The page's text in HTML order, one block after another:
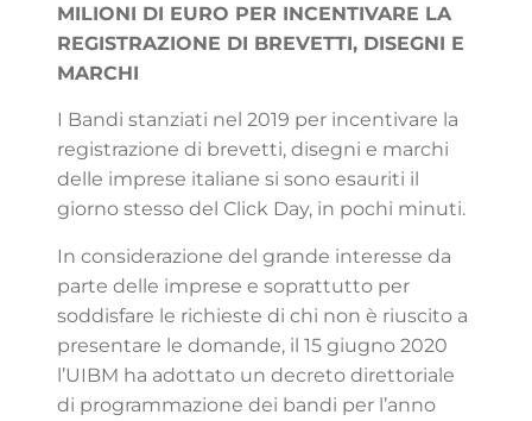
MILIONI DI EURO PER INCENTIVARE LA
REGISTRAZIONE DI BREVETTI, DISEGNI E
MARCHI
I Bandi stanziati nel 2019 per incentivare la
registrazione di brevetti, disegni e marchi
delle imprese italiane si sono esauriti il
giorno stesso del Click Day, in pochi minuti.
In considerazione del grande interesse da
parte delle imprese e soprattutto per
soddisfare le richieste di chi non è riuscito a
presentare le domande, il 15 giugno 2020
l’UIBM ha adottato un decreto direttoriale
di programmazione dei bandi per l’anno